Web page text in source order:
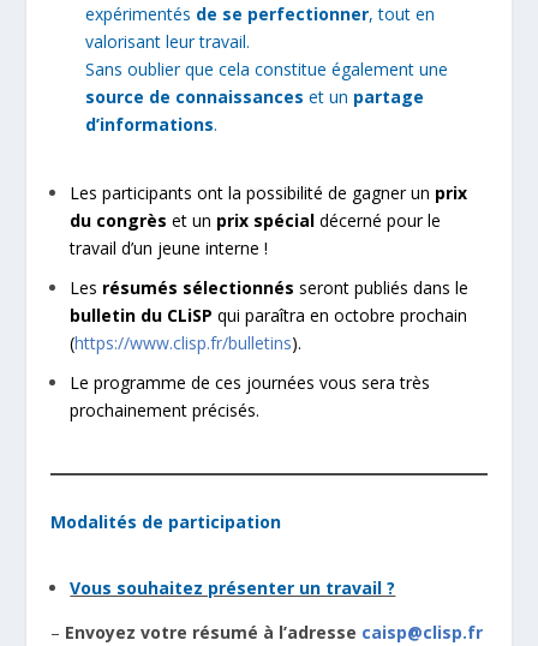
expérimentés de se perfectionner, tout en
valorisant leur travail.
Sans oublier que cela constitue également une
source de connaissanceset un partage
d’informations.
Les participants ont la possibilité de gagner un prix
du congrès et un prix spécialdécerné pour le
travail d’un jeune interne !
Les résumés sélectionnés seront publiés dans le
bulletin du CLiSP qui paraîtra en octobre prochain
(https://www.clisp.fr/bulletins).
Le programme de ces journées vous sera très
prochainement précisés.
Modalités de participation
Vous souhaitez présenter un travail ?
– Envoyez votre résumé à l’adresse caisp@clisp.fr